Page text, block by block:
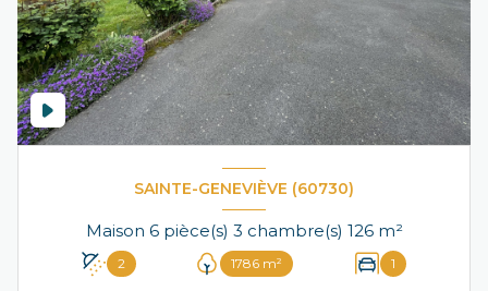
SAINTE-GENEVIÈVE (60730)
Maison 6 pièce(s) 3 chambre(s) 126 m²
2 1786 m² 1